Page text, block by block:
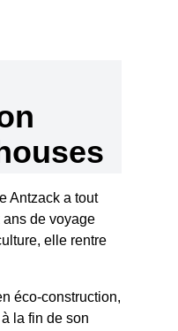
Antzack a tout
de voyage
elle rentre
éco-construction,
la fin de son